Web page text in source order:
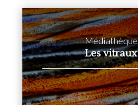
Médiathèque
Les vitraux